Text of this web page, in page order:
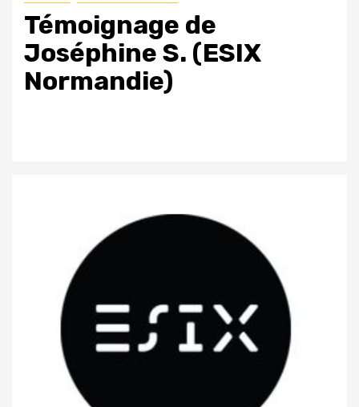
Témoignage de
Joséphine S. (ESIX
Normandie)